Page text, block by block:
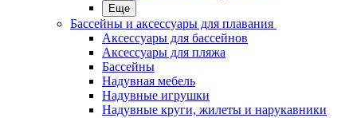
Еще
Бассейны и аксессуары для плавания
Аксессуары для бассейнов
Аксессуары для пляжа
Бассейны
Надувная мебель
Надувные игрушки
Надувные круги, жилеты и нарукавники